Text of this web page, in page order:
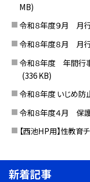
MB)
令和８年度９月 月
令和８年度８月 月
令和８年度 年間行事
(336 KB)
令和８年度 いじめ
令和８年度４月 保
【西池HP用】性教育
新着記事